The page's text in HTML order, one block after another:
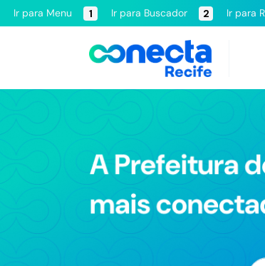
Ir para Menu 1 Ir para Buscador 2 Ir para